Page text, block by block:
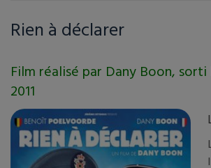
Rien à déclarer
Film réalisé par Dany Boon,
2011